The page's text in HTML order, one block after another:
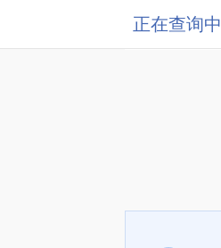
正在查询中